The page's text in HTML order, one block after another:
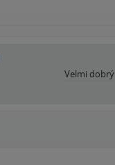
Velmi dobrý